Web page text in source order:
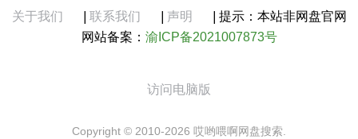
关于我们 联系我们 声明
提示：本站非网盘官网
网站备案： 渝ICP备2021007873号
访问电脑版
Copyright © 2010-2026 哎哟喂啊网盘搜索.